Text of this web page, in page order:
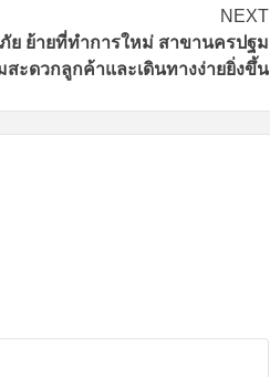
NEXT
ย ย้ายที่ทำการใหม่ สาขานครปฐม
สะดวกลูกค้าและเดินทางง่ายยิ่งขึ้น